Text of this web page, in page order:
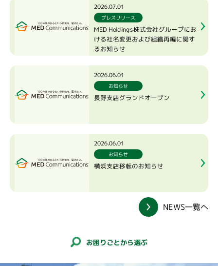
2026.07.01
プレスリリース
MED Holdings株式会社グループにお
ける社名変更および組織再編に関す
るお知らせ
2026.06.01
お知らせ
長野支店グランドオープン
2026.06.01
お知らせ
横浜支店移転のお知らせ
NEWS一覧へ
お困りごとから選ぶ